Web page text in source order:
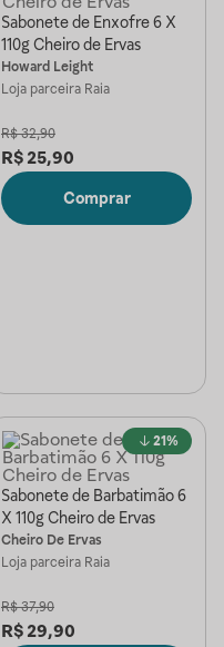
Sabonete de Enxofre 6 X
110g Cheiro de Ervas
Howard Leight
Loja parceira Raia
R$ 32,90
R$ 25,90
Comprar
21%
Sabonete de Barbatimão 6
X 110g Cheiro de Ervas
Cheiro De Ervas
Loja parceira Raia
R$ 37,90
R$ 29,90